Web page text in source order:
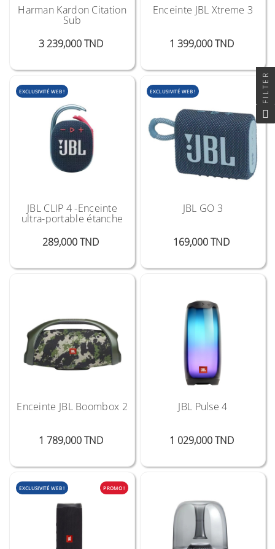
Harman Kardon Citation
Sub
3 239,000 TND
Enceinte JBL Xtreme 3
1 399,000 TND
EXCLUSIVITÉ WEB !
JBL CLIP 4 -Enceinte
ultra-portable étanche
289,000 TND
EXCLUSIVITÉ WEB !
JBL GO 3
169,000 TND
Enceinte JBL Boombox 2
1 789,000 TND
JBL Pulse 4
1 029,000 TND
EXCLUSIVITÉ WEB ! PROMO !
FILTER